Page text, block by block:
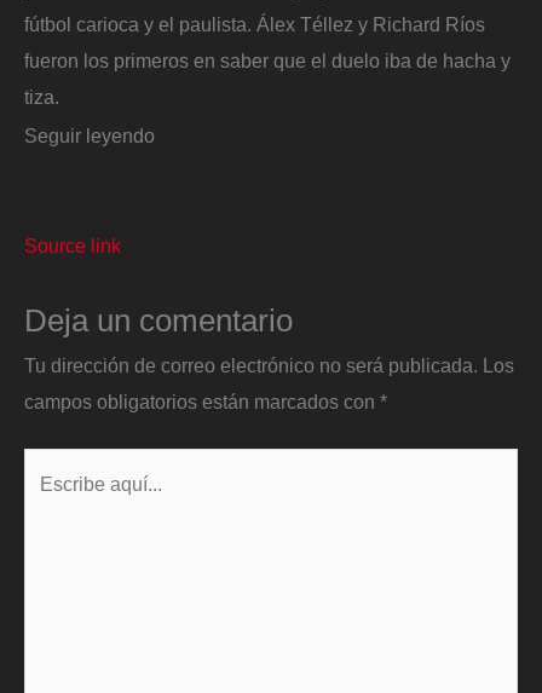
fútbol carioca y el paulista. Álex Téllez y Richard Ríos
fueron los primeros en saber que el duelo iba de hacha y
tiza.
Seguir leyendo
Source link
Deja un comentario
Tu dirección de correo electrónico no será publicada. Los
campos obligatorios están marcados con *